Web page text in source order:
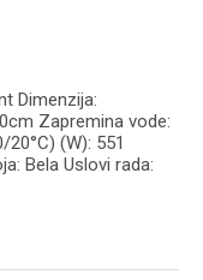
Dimenzija:
Zapremina vode:
(W): 551
Bela Uslovi rada: